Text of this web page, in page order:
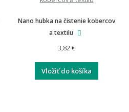
a predložky?
do kvalitnejšej rohože?
Nano hubka na čistenie kobercov
a textilu
3,82 €
Vložiť do košíka